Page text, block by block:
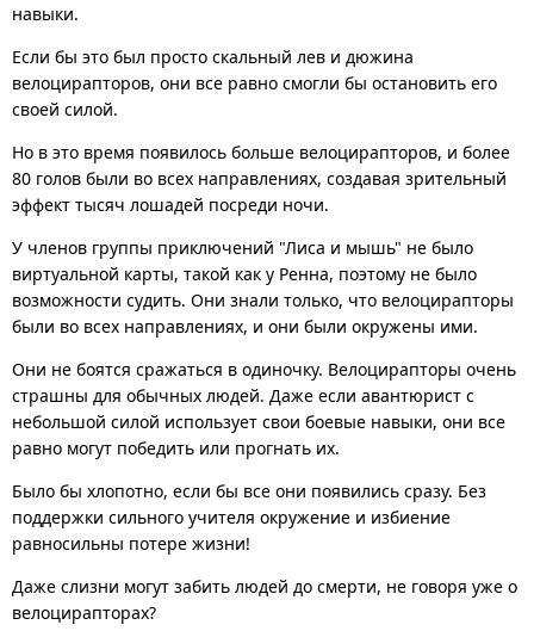
навыки.
Если бы это был просто скальный лев и дюжина
велоцирапторов, они все равно смогли бы остановить его
своей силой.
Но в это время появилось больше велоцирапторов, и более
80 голов были во всех направлениях, создавая зрительный
эффект тысяч лошадей посреди ночи.
У членов группы приключений "Лиса и мышь" не было
виртуальной карты, такой как у Ренна, поэтому не было
возможности судить. Они знали только, что велоцирапторы
были во всех направлениях, и они были окружены ими.
Они не боятся сражаться в одиночку. Велоцирапторы очень
страшны для обычных людей. Даже если авантюрист с
небольшой силой использует свои боевые навыки, они все
равно могут победить или прогнать их.
Было бы хлопотно, если бы все они появились сразу. Без
поддержки сильного учителя окружение и избиение
равносильны потере жизни!
Даже слизни могут забить людей до смерти, не говоря уже о
велоцирапторах?